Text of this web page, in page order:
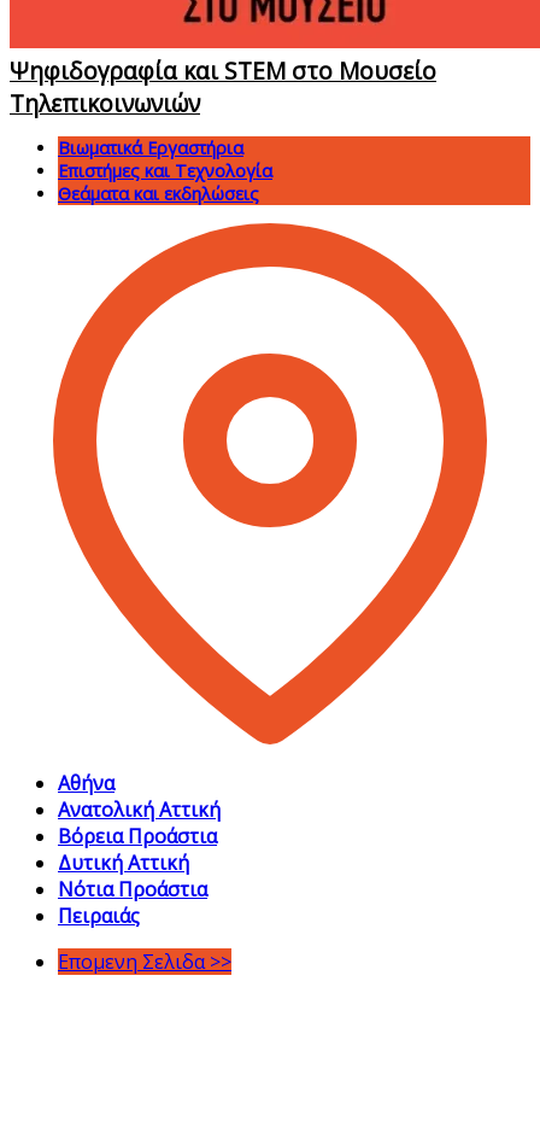
Ψηφιδογραφία και STEM στο Μουσείο
Τηλεπικοινωνιών
Βιωματικά Εργαστήρια
Επιστήμες και Τεχνολογία
Θεάματα και εκδηλώσεις
Αθήνα
Ανατολική Αττική
Βόρεια Προάστια
Δυτική Αττική
Νότια Προάστια
Πειραιάς
Επομενη Σελιδα >>